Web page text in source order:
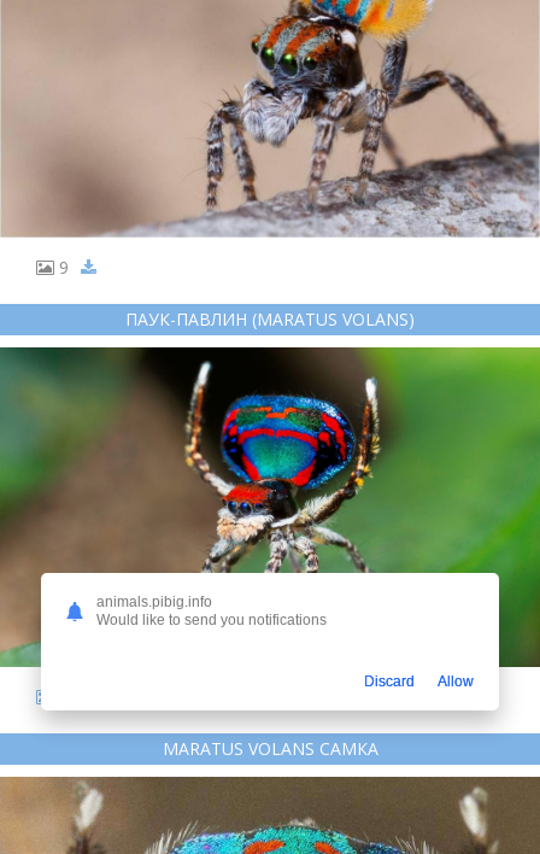
9
ПАУК-ПАВЛИН (MARATUS VOLANS)
MARATUS VOLANS САМКА
animals.pibig.info
Would like to send you notifications
Discard Allow